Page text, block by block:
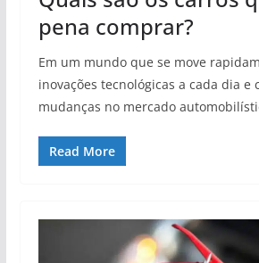
pena comprar?
Em um mundo que se move
inovações tecnológicas a cada dia e
mudanças no mercado
Read More